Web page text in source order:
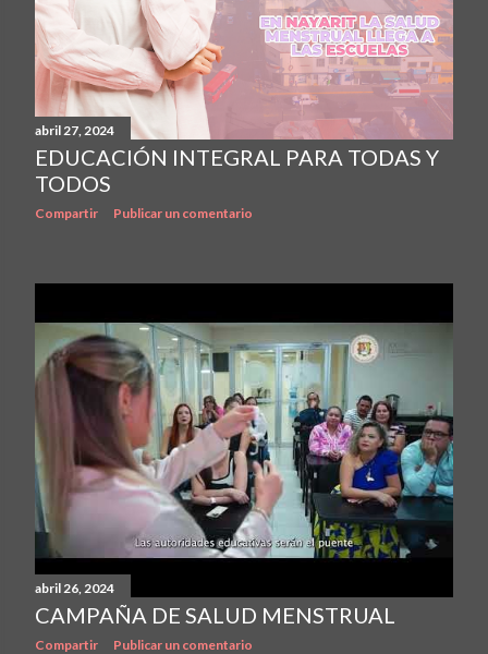
abril 27, 2024
EDUCACIÓN INTEGRAL PARA TODAS Y
TODOS
Compartir Publicar un comentario
abril 26, 2024
CAMPAÑA DE SALUD MENSTRUAL
Compartir Publicar un comentario